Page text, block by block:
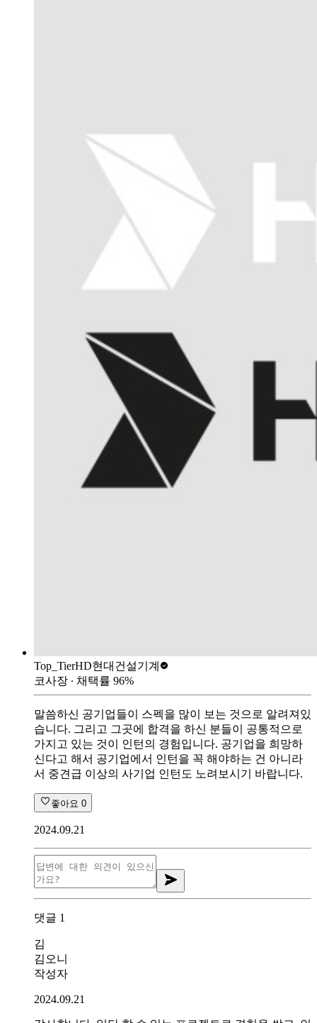
Top_TierHD현대건설기계
코사장 ∙ 채택률 96%
말씀하신 공기업들이 스펙을 많이 보는 것으로 알려져있
습니다. 그리고 그곳에 합격을 하신 분들이 공통적으로
가지고 있는 것이 인턴의 경험입니다. 공기업을 희망하
신다고 해서 공기업에서 인턴을 꼭 해야하는 건 아니라
서 중견급 이상의 사기업 인턴도 노려보시기 바랍니다.
좋아요 0
2024.09.21
댓글 1
김
김오니
작성자
2024.09.21